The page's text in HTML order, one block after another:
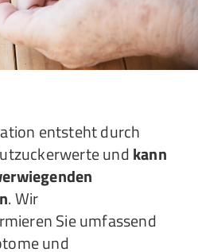
entsteht durch
undkann
. Wir
Sie umfassend
und